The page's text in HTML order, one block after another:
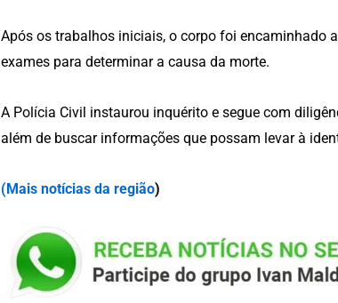
Após os trabalhos iniciais, o corpo foi encaminhado
exames para determinar a causa da morte.
A Polícia Civil instaurou inquérito e segue com
além de buscar informações que possam levar à
(Mais notícias da região)